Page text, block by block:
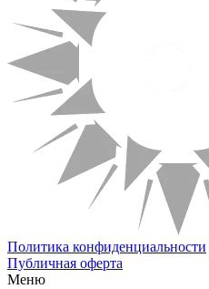
Политика конфиденциальности
Публичная оферта
Меню